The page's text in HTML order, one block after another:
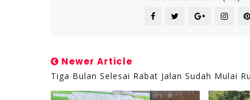
Newer Article
Tiga Bulan Selesai Rabat Jalan Sudah Mulai